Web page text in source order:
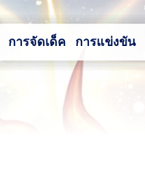
การจัดเด็ค การแข่งขัน